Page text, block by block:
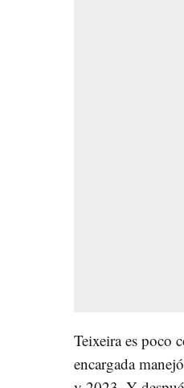
Teixeira es poco
encargada